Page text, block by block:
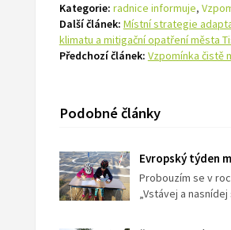
Kategorie: radnice informuje,
Další článek: Místní strategie
klimatu a mitigační opatření města
Předchozí článek: Vzpomínka čistě
Podobné články
Evropský týden
Probouzím se v
„Vstávej a